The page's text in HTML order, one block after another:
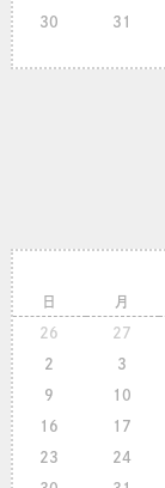
30 31
日 月
26 27
2 3
9 10
16 17
23 24